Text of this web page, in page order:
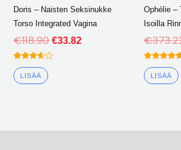
Doris – Naisten Seksinukke
Torso Integrated Vagina
€118.90 €33.82
Arvioitu
3.50
ulos 5
LISÄÄ
Ophélie –
Isoilla
€
Arvioitu
4.50
ulos 5
LISÄÄ